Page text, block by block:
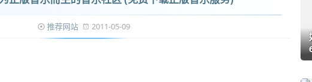
推荐网站 2011-05-09